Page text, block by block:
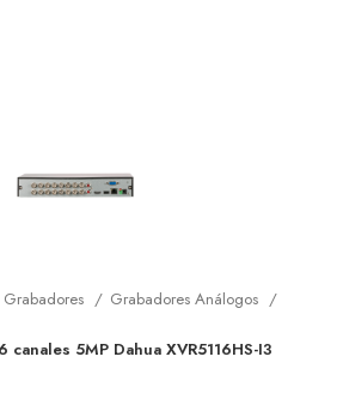
Grabadores
Grabadores Análogos
5MP Dahua XVR5116HS-I3